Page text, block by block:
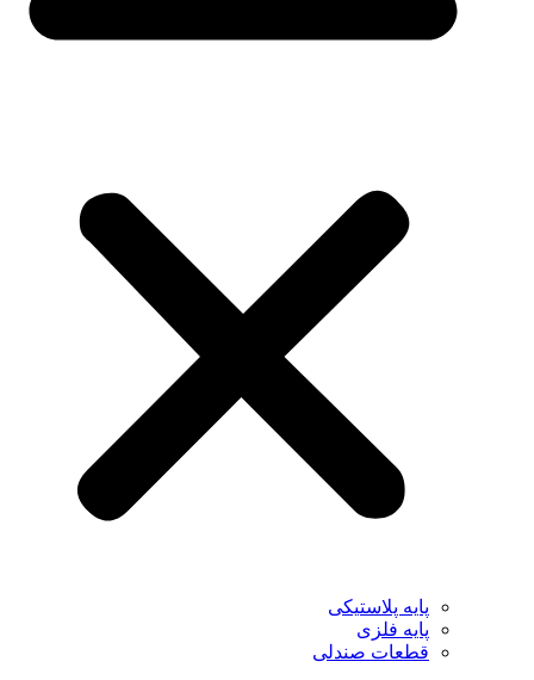
پایه پلاستیکی
پایه فلزی
قطعات صندلی